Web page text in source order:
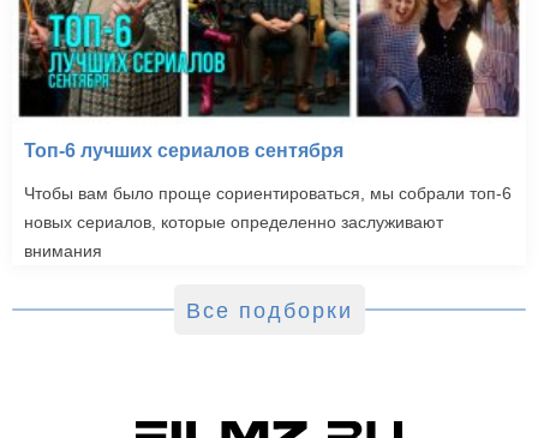
Топ-6 лучших сериалов сентября
Чтобы вам было проще сориентироваться, мы собрали топ-6
новых сериалов, которые определенно заслуживают
внимания
Все подборки